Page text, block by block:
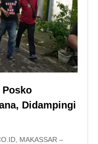
Didampingi
MAKASSAR –